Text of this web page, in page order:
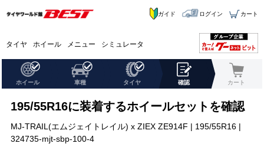
タイヤ ホイール メニュー シミュレータ
ガイド ログイン カート
ホイール 車種 タイヤ 確認 カート
195/55R16に装着するホイールセットを確認
MJ-TRAIL(エムジェイトレイル) x ZIEX ZE914F | 195/55R16 |
324735-mjt-sbp-100-4